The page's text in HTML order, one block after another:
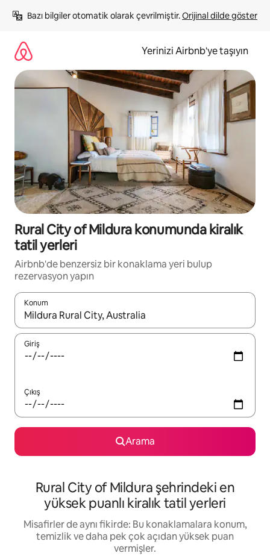
atla
Bazı bilgiler otomatik olarak çevrilmiştir. Orijinal dilde göster
Yerinizi Airbnb'ye taşıyın
Rural City of Mildura konumunda kiralık
tatil yerleri
Airbnb'de benzersiz bir konaklama yeri bulup
rezervasyon yapın
Konum
Sonuçlar kullanılabilir olduğunda yukarı ve aşağı oklarıyla
Giriş
Çıkış
Arama
Rural City of Mildura şehrindeki en
yüksek puanlı kiralık tatil yerleri
Misafirler de aynı fikirde: Bu konaklamalara konum,
temizlik ve daha pek çok açıdan yüksek puan
vermişler.